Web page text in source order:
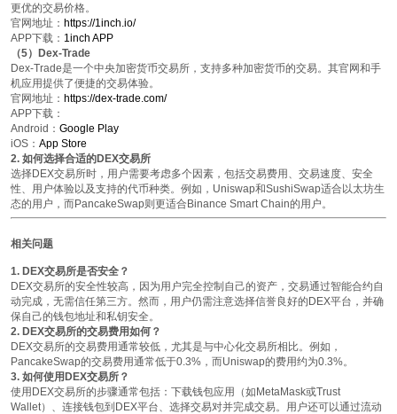
更优的交易价格。
官网地址 ： https://1inch.io/
APP下载 ： 1inch APP
（5）Dex-Trade
Dex-Trade是一个中央加密货币交易所，支持多种加密货币的交易。其官网和手
机应用提供了便捷的交易体验。
官网地址 ： https://dex-trade.com/
APP下载 ：
Android ： Google Play
iOS ： App Store
2. 如何选择合适的DEX交易所
选择DEX交易所时，用户需要考虑多个因素，包括交易费用、交易速度、安全
性、用户体验以及支持的代币种类。例如，Uniswap和SushiSwap适合以太坊生
态的用户，而PancakeSwap则更适合Binance Smart Chain的用户。
相关问题
1. DEX交易所是否安全？
DEX交易所的安全性较高，因为用户完全控制自己的资产，交易通过智能合约自
动完成，无需信任第三方。然而，用户仍需注意选择信誉良好的DEX平台，并确
保自己的钱包地址和私钥安全。
2. DEX交易所的交易费用如何？
DEX交易所的交易费用通常较低，尤其是与中心化交易所相比。例如，
PancakeSwap的交易费用通常低于0.3%，而Uniswap的费用约为0.3%。
3. 如何使用DEX交易所？
使用DEX交易所的步骤通常包括：下载钱包应用（如MetaMask或Trust
Wallet）、连接钱包到DEX平台、选择交易对并完成交易。用户还可以通过流动